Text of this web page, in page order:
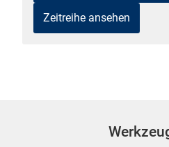
Zeitreihe ansehen